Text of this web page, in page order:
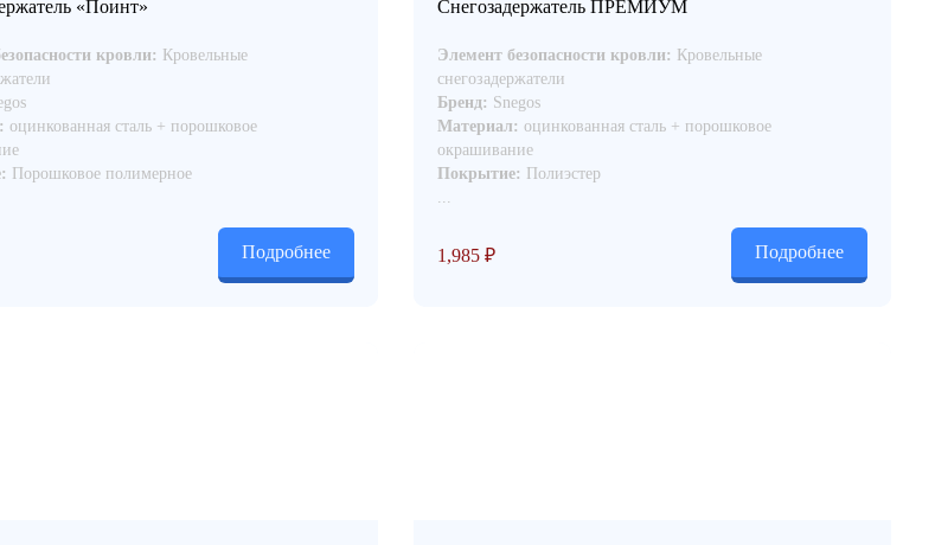
«Поинт»
кровли:
Кровельные
оцинкованная сталь + порошковое
Порошковое полимерное
Подробнее
Снегозадержатель ПРЕМИУМ
Элемент безопасности кровли: Кровельные
снегозадержатели
Бренд: Snegos
Материал: оцинкованная сталь + порошковое
окрашивание
Покрытие: Полиэстер
...
1,985 ₽ Подробнее